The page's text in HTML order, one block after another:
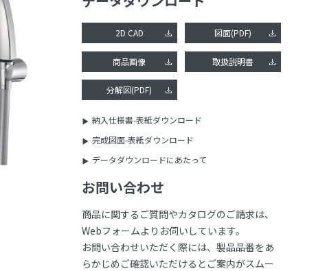
2D CAD 図面(PDF)
商品画像 取扱説明書
分解図(PDF)
納入仕様書-表紙ダウンロード
完成図面-表紙ダウンロード
データダウンロードにあたって
お問い合わせ
商品に関するご質問やカタログのご請求は、
Webフォームよりお伺いしています。
お問い合わせいただく際には、製品品番をあ
らかじめご確認いただけるとご案内がスムー